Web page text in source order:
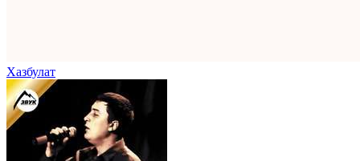
Хазбулат